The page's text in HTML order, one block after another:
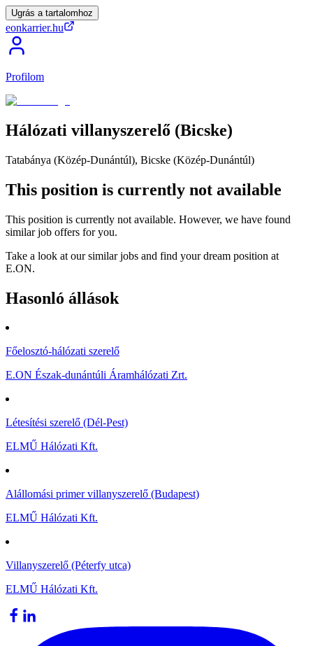
Ugrás a tartalomhoz
eonkarrier.hu
Profilom
Hálózati villanyszerelő (Bicske)
Tatabánya (Közép-Dunántúl), Bicske (Közép-Dunántúl)
This position is currently not available
This position is currently not available. However, we have found
similar job offers for you.
Take a look at our similar jobs and find your dream position at
E.ON.
Hasonló állások
Főelosztó-hálózati szerelő
E.ON Észak-dunántúli Áramhálózati Zrt.
Létesítési szerelő (Dél-Pest)
ELMŰ Hálózati Kft.
Alállomási primer villanyszerelő (Budapest)
ELMŰ Hálózati Kft.
Villanyszerelő (Péterfy utca)
ELMŰ Hálózati Kft.